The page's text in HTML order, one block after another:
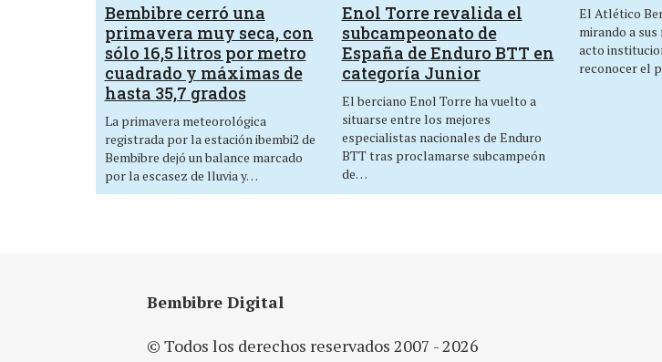
Bembibre cerró una
primavera muy seca, con
sólo 16,5 litros por metro
cuadrado y máximas de
hasta 35,7 grados
La primavera meteorológica
registrada por la estación ibembi2 de
Bembibre dejó un balance marcado
por la escasez de lluvia y…
Enol Torre revalida el
subcampeonato de
España de Enduro BTT en
categoría Junior
El berciano Enol Torre ha vuelto a
situarse entre los mejores
especialistas nacionales de Enduro
BTT tras proclamarse subcampeón
de…
El Atlético
mirando a
acto
reconocer el
Bembibre Digital
© Todos los derechos reservados 2007 - 2026